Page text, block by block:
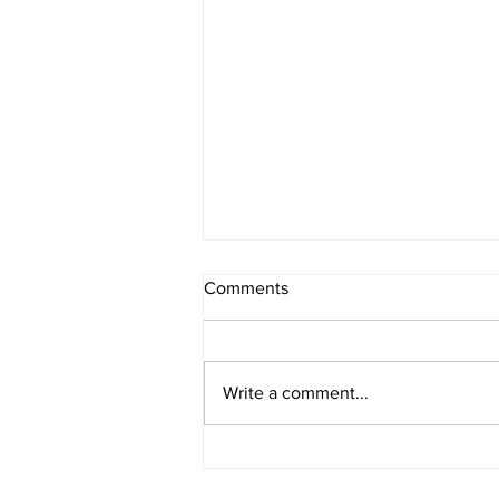
Comments
Write a comment...